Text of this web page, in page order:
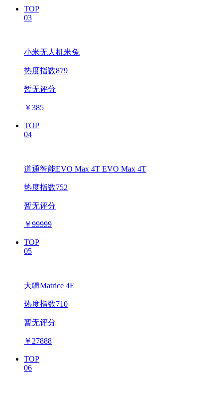
TOP
03
小米无人机米兔
热度指数879
暂无评分
￥385
TOP
04
道通智能EVO Max 4T EVO Max 4T
热度指数752
暂无评分
￥99999
TOP
05
大疆Matrice 4E
热度指数710
暂无评分
￥ 27888
TOP
06